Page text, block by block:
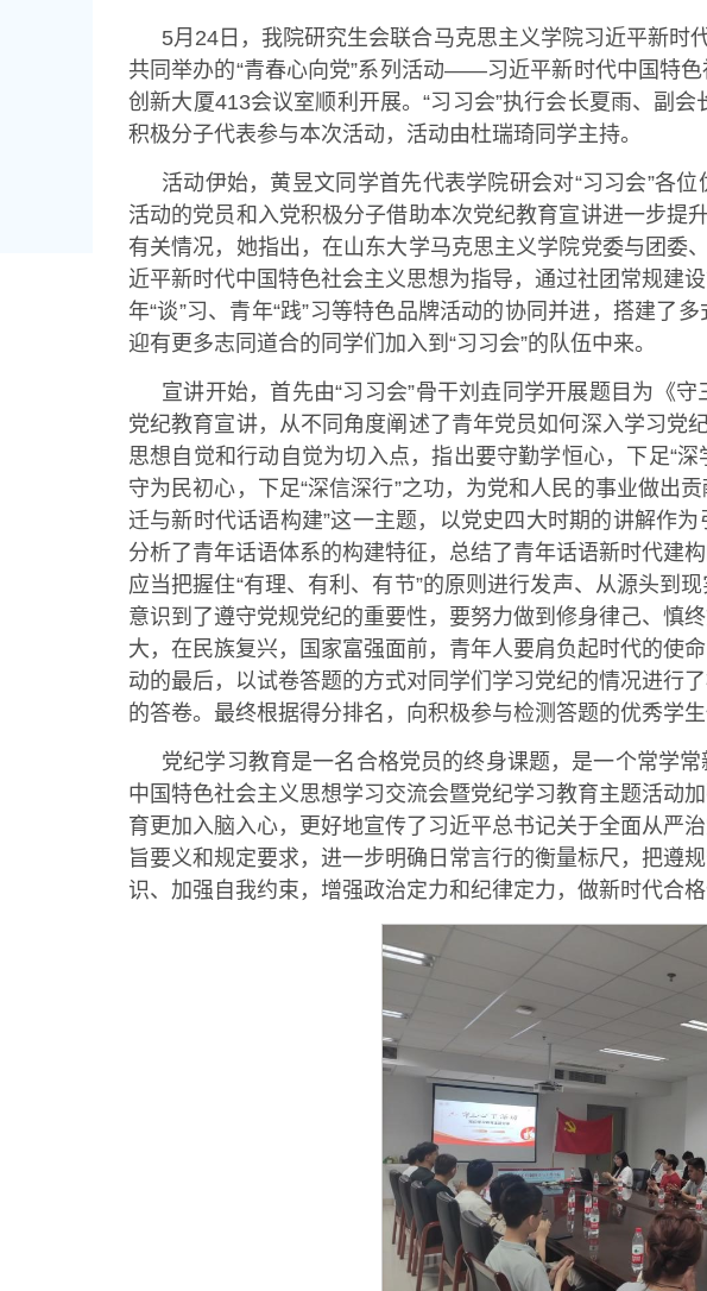
5月24日，我院研究生会联合马克思主义学院习近平新时
共同举办的“青春心向党”系列活动——习近平新时代中国特
创新大厦413会议室顺利开展。“习习会”执行会长夏雨、副
积极分子代表参与本次活动，活动由杜瑞琦同学主持。
活动伊始，黄昱文同学首先代表学院研会对“习习会”各
活动的党员和入党积极分子借助本次党纪教育宣讲进一步提
有关情况，她指出，在山东大学马克思主义学院党委与团委
近平新时代中国特色社会主义思想为指导，通过社团常规建设
年“谈”习、青年“践”习等特色品牌活动的协同并进，搭建了
迎有更多志同道合的同学们加入到“习习会”的队伍中来。
宣讲开始，首先由“习习会”骨干刘垚同学开展题目为《
党纪教育宣讲，从不同角度阐述了青年党员如何深入学习党
思想自觉和行动自觉为切入点，指出要守勤学恒心，下足“
守为民初心，下足“深信深行”之功，为党和人民的事业做出
迁与新时代话语构建”这一主题，以党史四大时期的讲解作
分析了青年话语体系的构建特征，总结了青年话语新时代建
应当把握住“有理、有利、有节”的原则进行发声、从源头到
意识到了遵守党规党纪的重要性，要努力做到修身律己、慎
大，在民族复兴，国家富强面前，青年人要肩负起时代的使
动的最后，以试卷答题的方式对同学们学习党纪的情况进行
的答卷。最终根据得分排名，向积极参与检测答题的优秀学生
党纪学习教育是一名合格党员的终身课题，是一个常学
中国特色社会主义思想学习交流会暨党纪学习教育主题活动
育更加入脑入心，更好地宣传了习近平总书记关于全面从严
旨要义和规定要求，进一步明确日常言行的衡量标尺，把遵
识、加强自我约束，增强政治定力和纪律定力，做新时代合格